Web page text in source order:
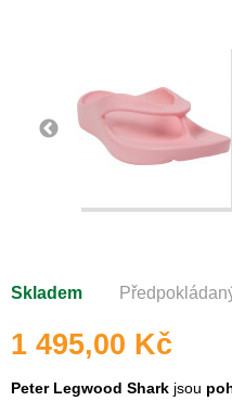
Skladem
1 495,00 Kč
Peter Legwood Shark jsou